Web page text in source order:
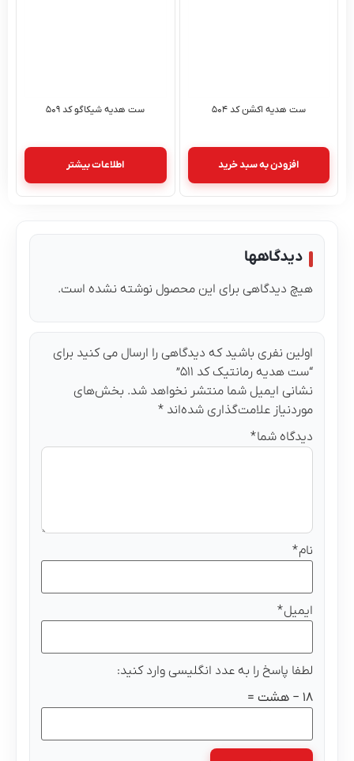
ست هدیه اکشن کد ۵۰۴
افزودن به سبد خرید
ست هدیه شیکاگو کد ۵۰۹
اطلاعات بیشتر
دیدگاهها
هیچ دیدگاهی برای این محصول نوشته نشده است.
اولین نفری باشید که دیدگاهی را ارسال می کنید برای
“ست هدیه رمانتیک کد ۵۱۱”
نشانی ایمیل شما منتشر نخواهد شد. بخش‌های
موردنیاز علامت‌گذاری شده‌اند *
دیدگاه شما*
نام*
ایمیل*
لطفا پاسخ را به عدد انگلیسی وارد کنید:
18 − هشت =